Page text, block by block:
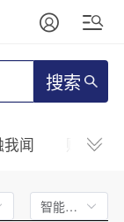
搜索
我闻 财新
智能排序